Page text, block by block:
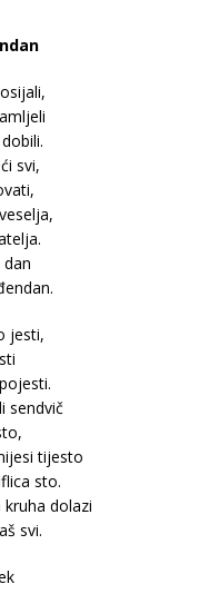
svi,
dan
jesti,
sendvič
tijesto
sto.
dolazi
svi.